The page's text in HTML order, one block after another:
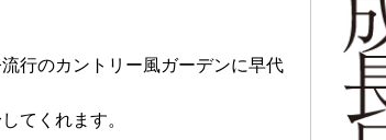
行のカントリー風ガーデンに早代
てくれます。